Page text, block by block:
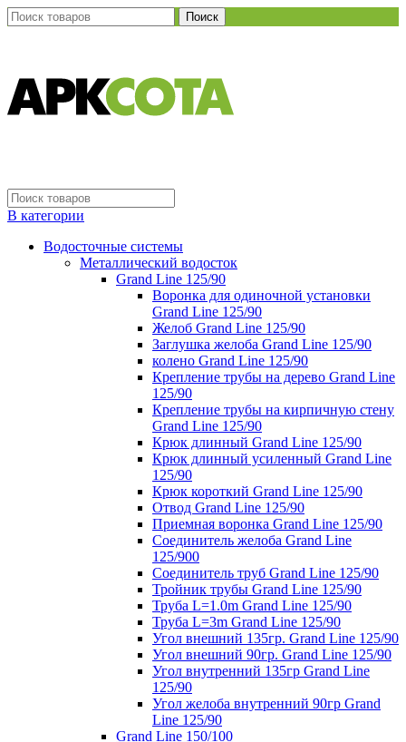
Поиск
В категории
Водосточные системы
Металлический водосток
Grand Line 125/90
Воронка для одиночной установки
Grand Line 125/90
Желоб Grand Line 125/90
Заглушка желоба Grand Line 125/90
колено Grand Line 125/90
Крепление трубы на дерево Grand Line
125/90
Крепление трубы на кирпичную стену
Grand Line 125/90
Крюк длинный Grand Line 125/90
Крюк длинный усиленный Grand Line
125/90
Крюк короткий Grand Line 125/90
Отвод Grand Line 125/90
Приемная воронка Grand Line 125/90
Соединитель желоба Grand Line
125/900
Соединитель труб Grand Line 125/90
Тройник трубы Grand Line 125/90
Труба L=1.0m Grand Line 125/90
Труба L=3m Grand Line 125/90
Угол внешний 135гр. Grand Line 125/90
Угол внешний 90гр. Grand Line 125/90
Угол внутренний 135гр Grand Line
125/90
Угол желоба внутренний 90гр Grand
Line 125/90
Grand Line 150/100